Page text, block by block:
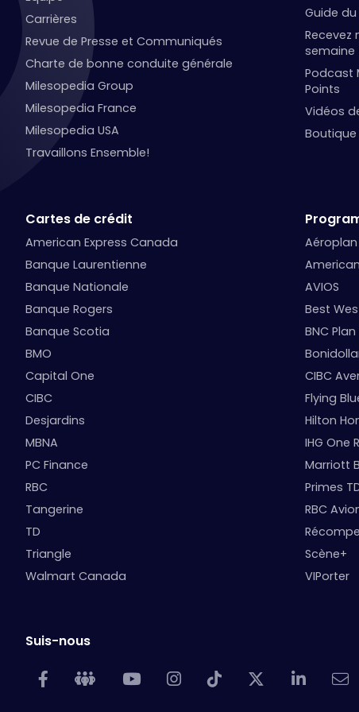
Carrières
Revue de Presse et Communiqués
Charte de bonne conduite générale
Milesopedia Group
Milesopedia France
Milesopedia USA
Travaillons Ensemble!
Guide
semaine
Podcast
Points
Vidéos
Cartes de crédit
American Express Canada
Banque Laurentienne
Banque Nationale
Banque Rogers
Banque Scotia
BMO
Capital One
CIBC
Desjardins
MBNA
PC Finance
RBC
Tangerine
TD
Triangle
Walmart Canada
Aéroplan
AVIOS
Best
BNC
CIBC
Flying
Hilton
IHG One
Marriott
Primes
RBC
Scène+
VIPorter
Suis-nous